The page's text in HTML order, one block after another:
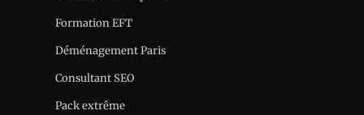
Formation EFT
Déménagement Paris
Consultant SEO
Pack extrême